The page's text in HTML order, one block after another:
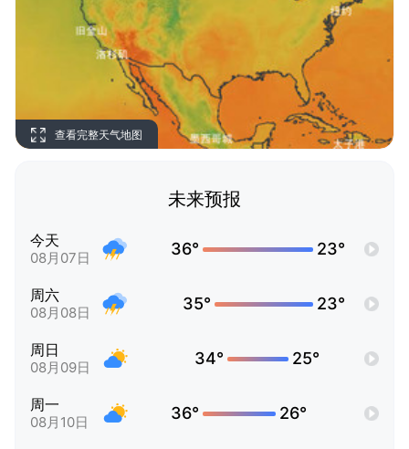
查看完整天气地图
未来预报
今天
08月07日 36° 23°
周六
08月08日 35° 23°
周日
08月09日 34° 25°
周一
08月10日 36° 26°